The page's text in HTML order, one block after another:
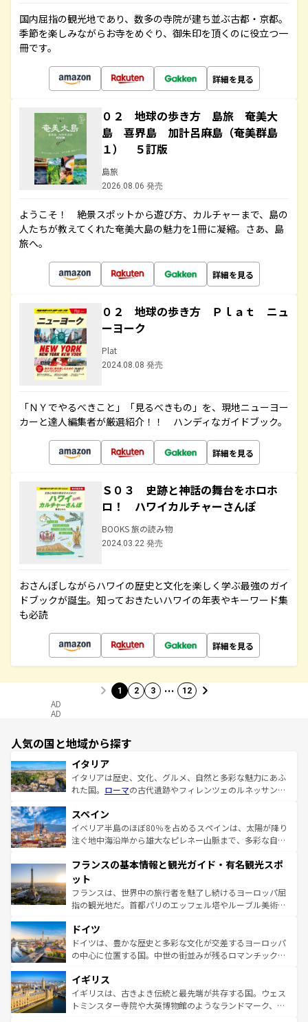
国内屈指の観光地であり、数多の寺院が建ち並ぶ古都・京都。
季節を楽しみながらお寺をめぐり、御朱印を頂くのに役立つ一
冊です。
詳細を見る
０２ 地球の歩き方 島旅 奄美大
島 喜界島 加計呂麻島（奄美群島
１） ５訂版
島旅
2026.08.06 発売
ようこそ！ 絶景スポットから遊び方、カルチャーまで、島の
人たちが教えてくれた奄美大島の魅力を1冊に凝縮。さあ、島
旅へ。
詳細を見る
０２ 地球の歩き方 Ｐｌａｔ ニュ
ーヨーク
Plat
2024.08.08 発売
「ＮＹでやるべきこと」「見るべきもの」を、現地ニューヨー
カーと達人編集者が厳選紹介！！ ハンディなガイドブック。
詳細を見る
Ｓ０３ 史跡と神話の舞台をホロホ
ロ！ ハワイカルチャーさんぽ
BOOKS 旅の読み物
2024.03.22 発売
おさんぽしながらハワイの歴史と文化を楽しく学ぶ最強のガイ
ドブックが誕生。知っておきたいハワイの年表やキーワード集
も必読
詳細を見る
1 2 3 … 12
AD
AD
人気の国と地域から探す
イタリア
イタリアは歴史、文化、グルメ、自然と多彩な魅力にあふ
れた国。 ローマの古代遺跡やフィレンツェのルネッサンス
ろん、トスカーナの美しい田園風景やアマルフィ海岸の絶
景など、自然景観も見逃せない。観光の合間には、本場の
ピザやパスタなど、絶品のイタリア料理を堪能することも
ませてくれるイタリアで、忘れられない旅をしてみよう！
なお、新着のイタリア情報は
しい。
スペイン
イベリア半島のほぼ80％を占めるスペインは、太陽が降り
注ぐ地中海沿岸から雄大なピレネー山脈まで、多彩な自然
文化が根付くこの国では、情熱的なフラメンコ、熱気あふ
れる闘牛、そして美味しいタパスが生活の一部となってい
る。首都マドリードの洗練された雰囲気や、バルセロナの
アートに溢れた街角から、地方では古代ローマ遺跡や中世
せる。地方によって風土や気候が異なるスペインはその個
性で訪れる人を魅了する。 なお、新着のスペイン情報は コ
ンテンツ一覧を参照してほしい。
フランスの基本情報と観光ガイド・有名観光スポ
ット
フランスは、世界中の旅行者を魅了し続けるヨーロッパ屈
指の観光地だ。首都パリのエッフェル塔やルーブル美術館
で、幅広い魅力が詰まっている。華麗な宮殿、歴史的な大
聖堂、美しいビーチ、そして豊かな自然が、訪れる者を心
から魅了する。また、フランスは美食の国としても知ら
いる。シャンパンの発祥地であるランス、プロヴァンスの
香り高いラベンダー畑など、多彩な楽しみ方が可能だ。さ
らに、パリ以外の地域にも魅力が溢れており、どの街角に
ドイツ
ドイツは、豊かな歴史と多彩な文化が交差するヨーロッパ
の中心に位置する国。中世の街並みが残るロマンチック街
顔を持つこの国は、どこを歩いても飽きることがない。ベ
ルリンの文化的活気、バイエルン州のアルプスの絶景、そ
してライン川沿いのワイン畑といった風景は必見。ビール
イギリス
イギリスは、古きよき伝統と最先端が共存する国。ウェス
トミンスター寺院や大英博物館のようなランドマーク、歴